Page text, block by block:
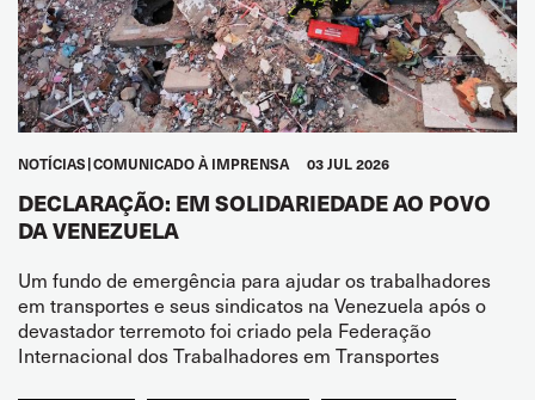
NOTÍCIAS COMUNICADO À IMPRENSA 03 JUL 2026
DECLARAÇÃO: EM SOLIDARIEDADE AO POVO
DA VENEZUELA
Um fundo de emergência para ajudar os trabalhadores
em transportes e seus sindicatos na Venezuela após o
devastador terremoto foi criado pela Federação
Internacional dos Trabalhadores em Transportes